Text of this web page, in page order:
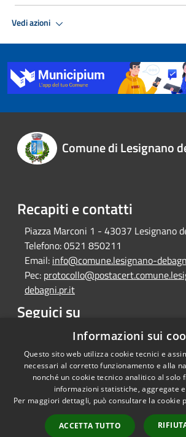
Vedi azioni
Comune di Lesignano
Recapiti e contatti
Piazza Marconi 1 - 43037 Lesignano
Telefono:0521 850211
Email: info@comune.lesignano-
Pec:
debagni.pr.it
Seguici su
Facebook
Accessibilità
by
Informazioni sui
Questo sito web utilizza cookie tecnici e
necessari al corretto funzionamento e alla
nonché un cookie tecnico analitico al solo
informazioni statistiche, aggregate
Per maggiori dettagli, può consultare la cookie
ACCETTA TUTTO